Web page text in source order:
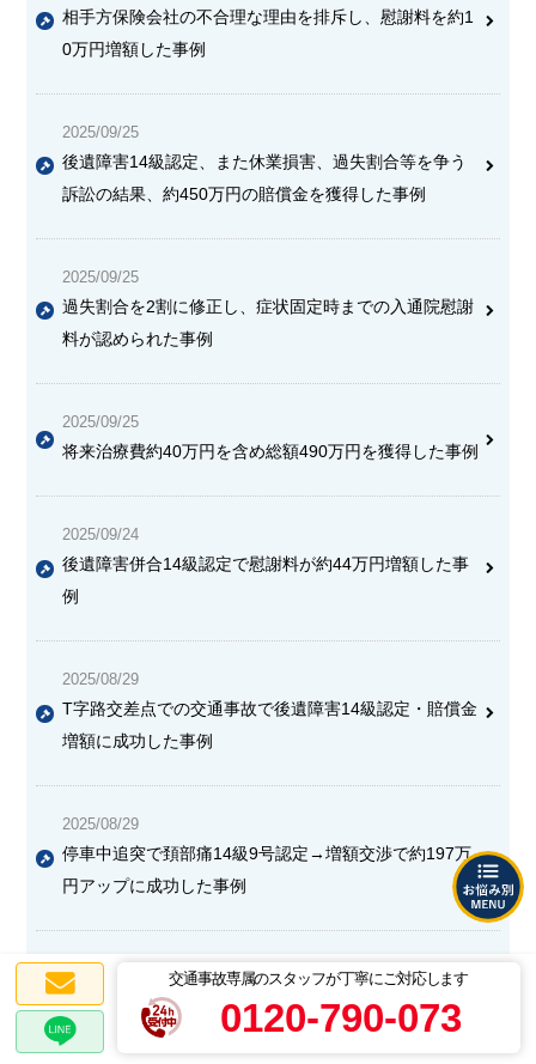
交通事故専属のスタッフが丁寧にご対応します
0120-790-073
相手方保険会社の不合理な理由を排斥し、慰謝料を約1
0万円増額した事例
2025/09/25
後遺障害14級認定、また休業損害、過失割合等を争う
訴訟の結果、約450万円の賠償金を獲得した事例
2025/09/25
過失割合を2割に修正し、症状固定時までの入通院慰謝
料が認められた事例
2025/09/25
将来治療費約40万円を含め総額490万円を獲得した事例
2025/09/24
後遺障害併合14級認定で慰謝料が約44万円増額した事
例
2025/08/29
T字路交差点での交通事故で後遺障害14級認定・賠償金
増額に成功した事例
2025/08/29
停車中追突で頚部痛14級9号認定→増額交渉で約197万
円アップに成功した事例
2025/08/29
後遺障害等級14級から12級への修正に成功し、約550万
円の賠償金を獲得した事例